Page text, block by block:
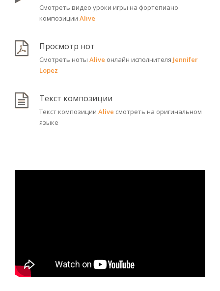
Смотреть видео уроки игры на фортепиано
композиции Alive
Просмотр нот
Смотреть ноты Alive онлайн исполнителя Jennifer
Lopez
Текст композиции
Текст композиции Alive смотреть на оригинальном
языке